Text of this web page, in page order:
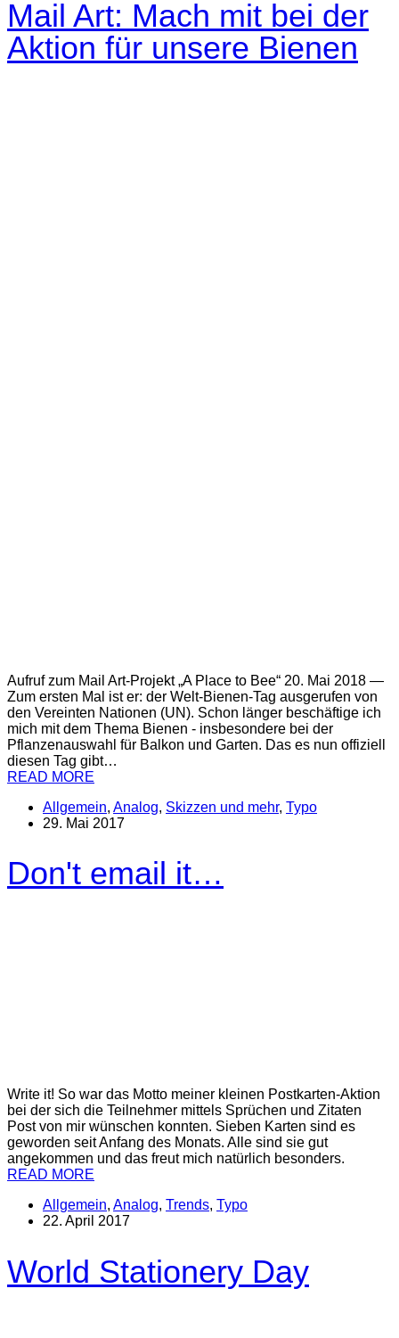
Mail Art: Mach mit bei der
Aktion für unsere Bienen
Aufruf zum Mail Art-Projekt „A Place to Bee“ 20. Mai 2018 —
Zum ersten Mal ist er: der Welt-Bienen-Tag ausgerufen von
den Vereinten Nationen (UN). Schon länger beschäftige ich
mich mit dem Thema Bienen - insbesondere bei der
Pflanzenauswahl für Balkon und Garten. Das es nun offiziell
diesen Tag gibt…
READ MORE
Allgemein, Analog, Skizzen und mehr, Typo
29. Mai 2017
Don't email it…
Write it! So war das Motto meiner kleinen Postkarten-Aktion
bei der sich die Teilnehmer mittels Sprüchen und Zitaten
Post von mir wünschen konnten. Sieben Karten sind es
geworden seit Anfang des Monats. Alle sind sie gut
angekommen und das freut mich natürlich besonders.
READ MORE
Allgemein, Analog, Trends, Typo
22. April 2017
World Stationery Day